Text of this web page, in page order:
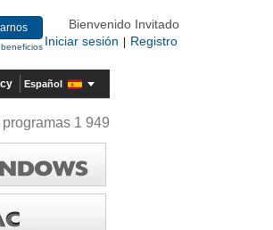
Bienvenido Invitado
Iniciar sesión
Registro
Español
1 949